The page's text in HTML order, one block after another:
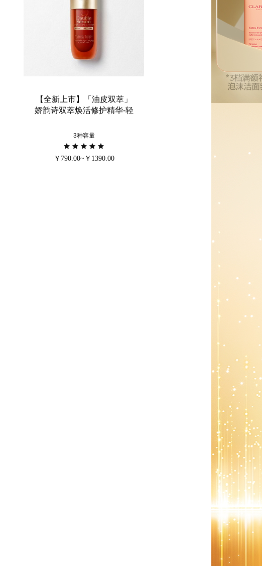
【全新上市】「油皮双萃」
娇韵诗双萃焕活修护精华-轻
3种容量
￥790.00~￥1390.00